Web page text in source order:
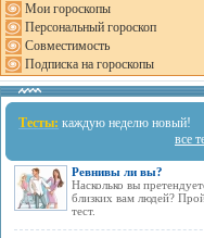
Мои гороскопы
Персональный гороскоп
Совместимость
Подписка на гороскопы
Тесты: каждую неделю новый!
все
Ревнивы ли вы?
Насколько вы
близких вам людей?
тест.